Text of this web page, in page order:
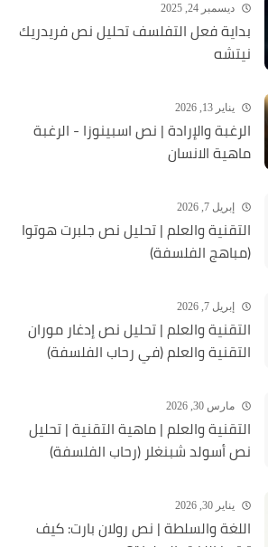
ديسمبر 24, 2025
بداية فعل التفلسف تحليل نص فريدريك
نيتشه
يناير 13, 2026
الرغبة والإرادة | نص اسبينوزا - الرغبة
ماهية الانسان
إبريل 7, 2026
التقنية والعلم | تحليل نص جلبرت هوتوا
(مباهج الفلسفة)
إبريل 7, 2026
التقنية والعلم | تحليل نص إدغار موران
التقنية والعلم (في رحاب الفلسفة)
مارس 30, 2026
التقنية والعلم | ماهية التقنية | تحلیل
نص أسولد شبنغلر (رحاب الفلسفة)
يناير 30, 2026
اللغة والسلطة | نص رولان بارت: كيف